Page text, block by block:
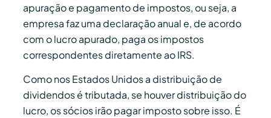
apuração e pagamento de impostos, ou seja, a
empresa faz uma declaração anual e, de acordo
com o lucro apurado, paga os impostos
correspondentes diretamente ao IRS.
Como nos Estados Unidos a distribuição de
dividendos é tributada, se houver distribuição do
lucro, os sócios irão pagar imposto sobre isso. É